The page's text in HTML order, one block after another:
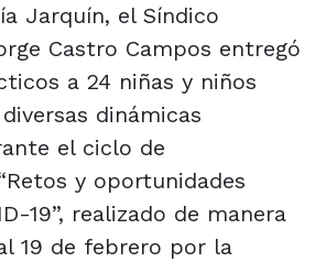
Jarquín, el Síndico
Castro Campos entregó
a 24 niñas y niños
dinámicas
el ciclo de
y oportunidades
19”, realizado de manera
19 de febrero por la